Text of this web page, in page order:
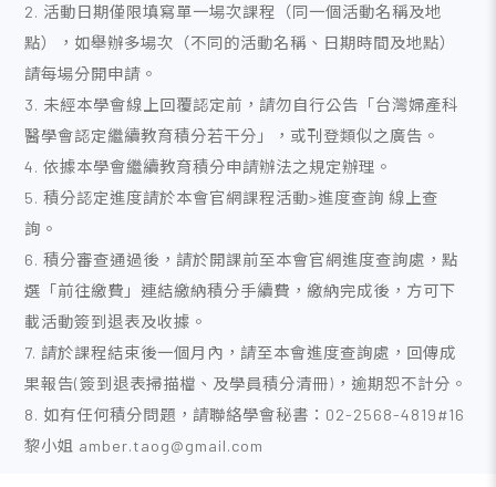
2. 活動日期僅限填寫單一場次課程（同一個活動名稱及地
點），如舉辦多場次（不同的活動名稱、日期時間及地點）
請每場分開申請。
3. 未經本學會線上回覆認定前，請勿自行公告「台灣婦產科
醫學會認定繼續教育積分若干分」，或刊登類似之廣告。
4. 依據本學會繼續教育積分申請辦法之規定辦理。
5. 積分認定進度請於本會官網課程活動>進度查詢 線上查
詢。
6. 積分審查通過後，請於開課前至本會官網進度查詢處，點
選「前往繳費」連結繳納積分手續費，繳納完成後，方可下
載活動簽到退表及收據。
7. 請於課程結束後一個月內，請至本會進度查詢處，回傳成
果報告(簽到退表掃描檔、及學員積分清冊)，逾期恕不計分。
8. 如有任何積分問題，請聯絡學會秘書：02-2568-4819#16
黎小姐 amber.taog@gmail.com